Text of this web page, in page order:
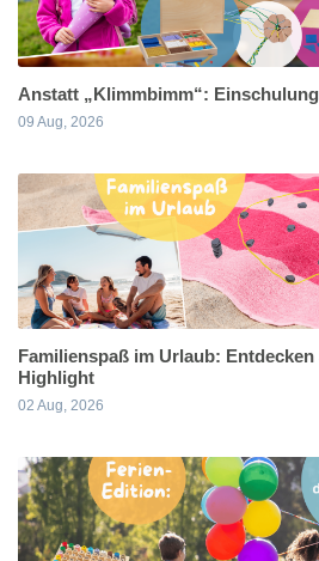
Anstatt „Klimmbimm“:
09 Aug, 2026
Familienspaß im Urlaub: Entdecken
Highlight
02 Aug, 2026